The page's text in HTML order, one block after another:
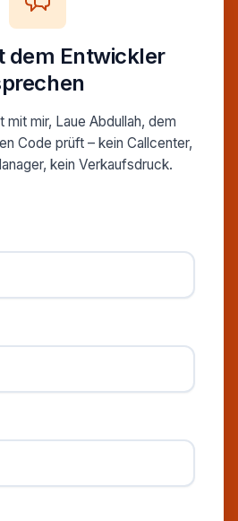
dem Entwickler
mit mir, Laue Abdullah, dem
Code prüft – kein Callcenter,
kein Verkaufsdruck.